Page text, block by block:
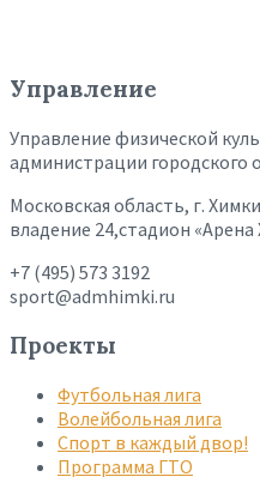
Управление
Управление физической
администрации городского
Московская область, г.
владение 24,стадион «Арена
+7 (495) 573 3192
sport@admhimki.ru
Проекты
Футбольная лига
Волейбольная лига
Спорт в каждый двор!
Программа ГТО